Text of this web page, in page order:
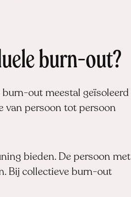
burn-out?
out meestal geïsoleerd
van persoon tot persoon
bieden. De persoon met
Bij collectieve burn-out